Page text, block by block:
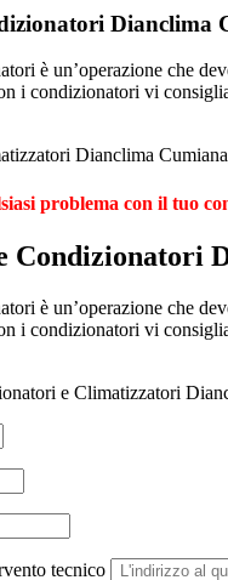
Dianclima
è un’operazione che
i condizionatori vi
Dianclima
problema con il tuo
Condizionatori
è un’operazione che
i condizionatori vi
e Climatizzatori
tecnico